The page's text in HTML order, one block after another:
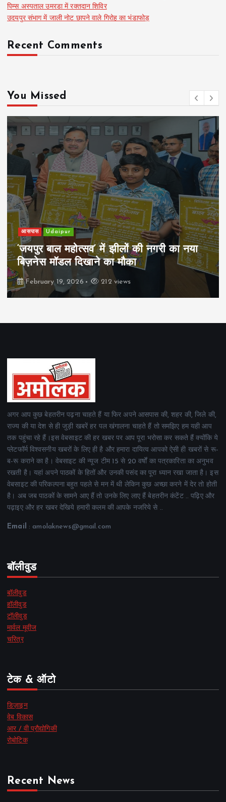
पिम्स अस्पताल उमरडा में रक्तदान शिविर
उदयपुर संभाग में जाली नोट छापने वाले गिरोह का भंडाफोड़
Recent Comments
You Missed
खेल Udaipur
पिम्स मेवाड़ कप 2026: क्रॉसवर्ड व आदित्यम
रियल स्टेट्स ने मुकाबले जीते
February 19, 2026 163 views
अगर आप कुछ बेहतरीन पढ़ना चाहते हैं या फिर अपने आसपास की, शहर की, जिले की,
राज्य की या देश से ही जुड़ी खबरें हर पल खंगालना चाहते हैं तो समझिए हम यही आप
तक पहुंचा रहे हैं।इस वेबसाइट की हर खबर पर आप पूरा भरोसा कर सकते हैं क्योंकि ये
प्लेटफॉर्म विश्वसनीय खबरों के लिए ही है और हमारा दायित्व आपको ऐसी ही खबरों से रू-
ब-रू कराने का है। वेबसाइट की न्यूज टीम 15 से 20 वर्षों का पत्रकारिता का अनुभव
रखती है। यहां अपने पाठकों के हितों और उनकी पसंद का पूरा ध्यान रखा जाता है। इस
वेबसाइट की परिकल्पना बहुत पहले से मन में थी लेकिन कुछ अच्छा करने में देर तो होती
है। अब जब पाठकों के सामने आए हैं तो उनके लिए लाए हैं बेहतरीन कंटेंट .. पढ़िए और
पढ़ाइए और हर खबर देखिये हमारी कलम की आपके नजरिये से ..
Email : amolaknews@gmail.com
बॉलीवुड
बॉलीवुड
हॉलीवुड
टॉलीवुड
मार्वल मूवीज
चरित्र
टेक & ऑटो
डिज़ाइन
वेब विकास
आर / वी प्रौद्योगिकी
रोबोटिक
Recent News